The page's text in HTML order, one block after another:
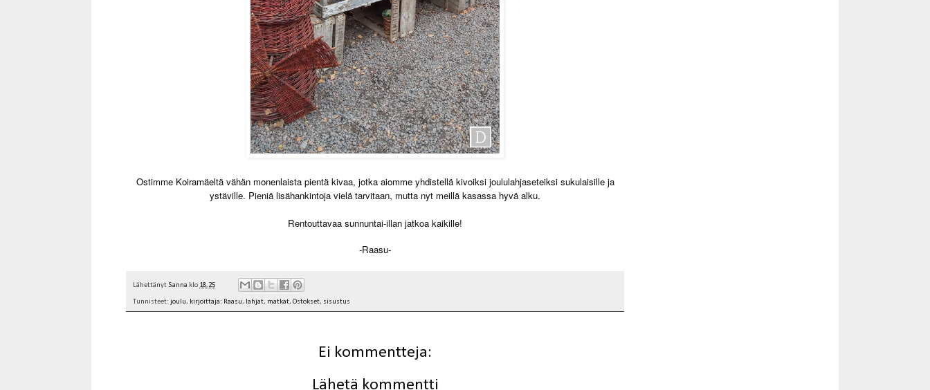
Ostimme Koiramäeltä vähän monenlaista pientä kivaa, jotka aiomme yhdistellä kivoiksi joululahjaseteiksi sukulaisille ja
ystäville. Pieniä lisähankintoja vielä tarvitaan, mutta nyt meillä kasassa hyvä alku.
Rentouttavaa sunnuntai-illan jatkoa kaikille!
-Raasu-
Lähettänyt Sanna klo 18.25
Tunnisteet: joulu, kirjoittaja: Raasu, lahjat, matkat, Ostokset, sisustus
Ei kommentteja:
Lähetä kommentti